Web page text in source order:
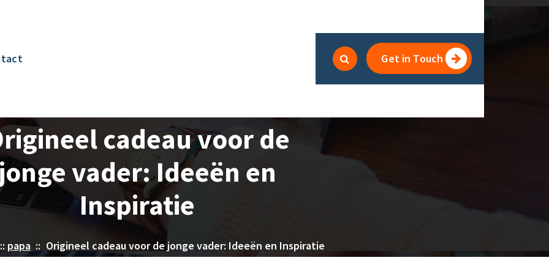
Get in Touch
cadeau voor de
jonge vader: Ideeën en
Inspiratie
:: papa:: Origineel cadeau voor de jonge vader: Ideeën en Inspiratie